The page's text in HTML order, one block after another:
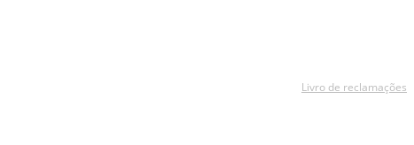
Livro de reclamações